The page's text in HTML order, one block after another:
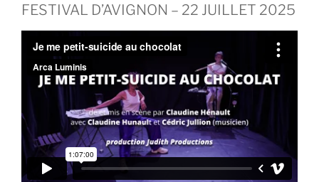
FESTIVAL D’AVIGNON – 22 JUILLET 2025